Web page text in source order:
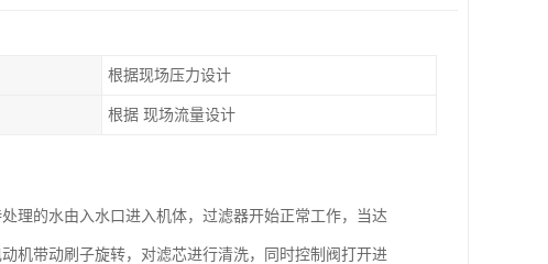
根据现场压力设计
根据 现场流量设计
理的水由入水口进入机体，过滤器开始正常工作，当达
机带动刷子旋转，对滤芯进行清洗，同时控制阀打开进